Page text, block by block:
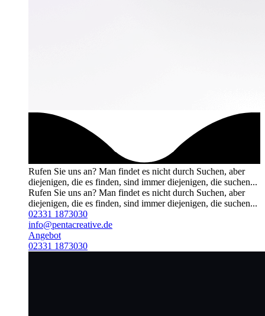
Rufen Sie uns an? Man findet es nicht durch Suchen, aber
diejenigen, die es finden, sind immer diejenigen, die suchen...
Rufen Sie uns an? Man findet es nicht durch Suchen, aber
diejenigen, die es finden, sind immer diejenigen, die suchen...
02331 1873030
info@pentacreative.de
Angebot
02331 1873030